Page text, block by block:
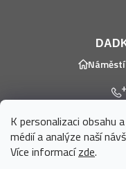
K personalizaci obsahu
médií a analýze naší
Více informacízde.